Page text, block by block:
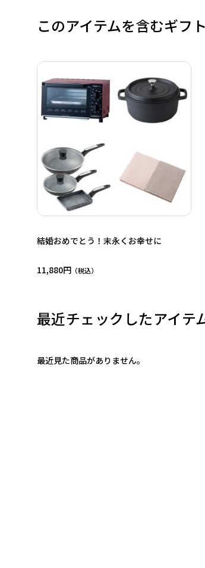
このアイテムを含むギフ
結婚おめでとう！末永くお幸せに
11,880円
最近チェックしたアイテ
最近見た商品がありません。